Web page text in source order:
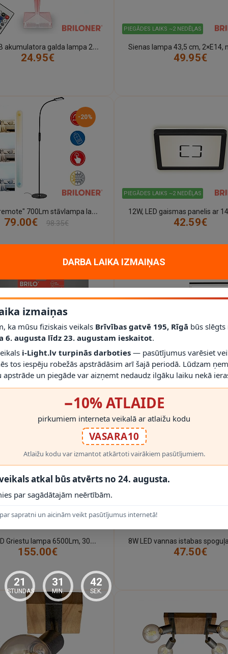
L
ED RGB akumulatora galda lampa 25,5 cm, 2,3 W, 65 lm, IP20, caurspīdīga (Briloner)
24.95€
PIEGĀDES LAIKS ~2 NEDĒĻAS
49.95€
-20%
"
Office remote" 700Lm stāvlampa lasīšanai - BRILO - 1296-015
79.00€
98.35€
PIEGĀDES LAIKS ~2 NEDĒĻAS
42.59€
~2 NEDĒĻAS
3
m RGB LED slokšņu komplekts, 30 diodes/metrā, IP20, 2267-090P
24.99€
PIEGĀDES LAIKS ~2 NEDĒĻAS
115.00€
172.00€
8
0W, LED Griestu lampa 6500Lm, 3000-6000K ar pārslēdzamu gaismas toni 3318-016
155.00€
47.50€
DARBA LAIKA IZMAIŅAS
izmaiņas
ka mūsu fiziskais veikals Brīvības gatvē 195, Rīgā būs slēgts
6. augusta līdz 23. augustam ieskaitot.
i-Light.lv turpinās darboties — pasūtījumus varēsiet
tos iespēju robežās apstrādāsim arī šajā periodā. Lūdzam
apstrāde un piegāde var aizņemt nedaudz ilgāku laiku nekā
−10% ATLAIDE
pirkumiem interneta veikalā ar atlaižu kodu
VASARA10
Atlaižu kodu var izmantot atkārtoti vairākiem pasūtījumiem.
atkal būs atvērts no 24. augusta.
par sagādātajām neērtībām.
sapratni un aicinām veikt pasūtījumus internetā!
21
STUNDAS
31
MIN.
41
SEK.